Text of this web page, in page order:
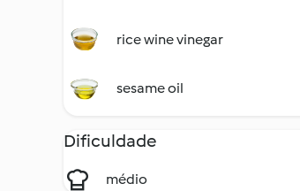
rice wine vinegar
sesame oil
Dificuldade
médio